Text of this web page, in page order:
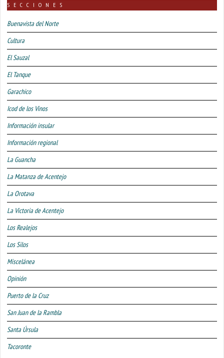
SECCIONES
Buenavista del Norte
Cultura
El Sauzal
El Tanque
Garachico
Icod de los Vinos
Información insular
Información regional
La Guancha
La Matanza de Acentejo
La Orotava
La Victoria de Acentejo
Los Realejos
Los Silos
Miscelánea
Opinión
Puerto de la Cruz
San Juan de la Rambla
Santa Úrsula
Tacoronte